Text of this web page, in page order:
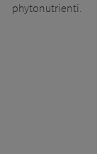
phytonutrienti.